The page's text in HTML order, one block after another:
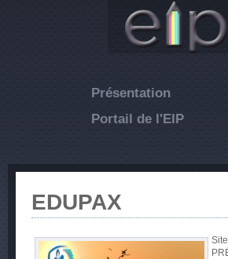
Présentation
Portail de l'EIP
EDUPAX